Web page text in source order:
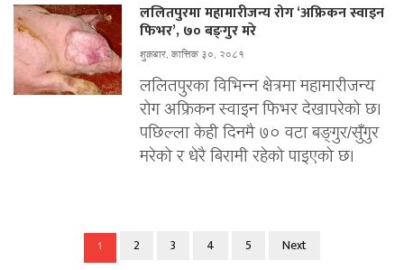
ललितपुरमा महामारीजन्य रोग ‘अफ्रिकन स्वाइन
फिभर’, ७० बङ्‍गुर मरे
शुक्रबार, कात्तिक ३०, २०८१
ललितपुरका विभिन्न क्षेत्रमा महामारीजन्य
रोग अफ्रिकन स्वाइन फिभर देखापरेको छ।
पछिल्ला केही दिनमै ७० वटा बङ्गुर/सुँगुर
मरेको र धेरै बिरामी रहेको पाइएको छ।
1 2 3 4 5 Next